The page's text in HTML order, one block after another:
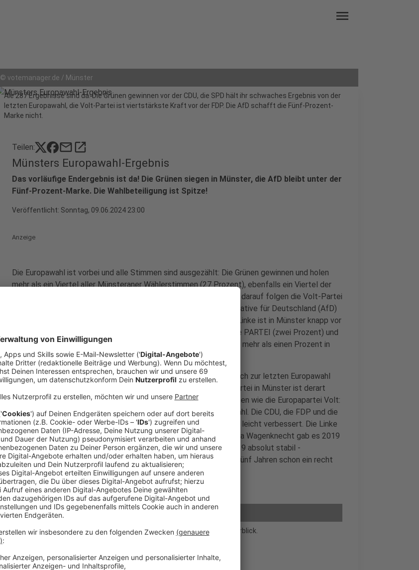
menu
© votemanager.de / Münster
Ale 287 Ergebnisse sind da: Die Grünen gewinnen vor der CDU, die SPD hält ihr schwaches Ergebnis von der
letzten Europawahl, die Volt-Partei ist viertstärkste Kraft vor der FDP. Die AfD schafft die Fünf-Prozent-
Marke nicht.
Teilen: mailopen_in_new
Münsters Europawahl-Ergebnis
Das vorläufige Endergebnis ist da! Die Grünen siegen in Münster, die AfD bleibt unter der
Fünf-Prozent-Marke. Die Wahlbeteiligung ist Spitze!
Veröffentlicht: Sonntag, 09.06.2024 23:00
Anzeige
Die Europawahl ist vorbei und alle Stimmen sind ausgezählt: Die Grünen gewinnen und holen
mehr als ein Viertel aller Münsteraner Wählerstimmen (27 Prozent), ebenfalls ein Viertel der
Stimmen geht an die CDU (25 Prozent). Die SPD holt 14 Prozent, darauf folgen die Volt-Partei
und die FDP mit jeweils etwas mehr als sechs Prozent. Die Alternative für Deutschland (AfD)
kommt in Münster auf knapp unter fünf Prozent. Ansonsten: Die Linke ist in Münster knapp vor
dem Bündnis Sahra Wagenknecht (BSW) (jeweils drei Prozent), die PARTEI (zwei Prozent) und
die Tierschutzpartei (einen Prozent) sind die letzten Parteien, die mehr als einen Prozent in
Münster holen.
Die Grünen haben die Wahl in Münster damit gewonnen, im Vergleich zur letzten Europawahl
vor fünf Jahren (2019) aber fast neun Prozent verloren - keine Partei in Münster ist derart
heftig abgerutscht. Dagegen hat keine Partei so viel dazugewonnen wie die Europapartei Volt:
Ihr Wahlergebnis ist viermal so stark wie bei der letzten Europawahl. Die CDU, die FDP und die
AfD und die Tierschutzpartei haben ihre Wahlergebnisse allesamt leicht verbessert. Die Linke
und die PARTEI sind dagegen etwas schlechter. Das Bündnis Sahra Wagenknecht gab es 2019
bei der Europawahl noch nicht. Die SPD bleibt im Vergleich zu 2019 absolut stabil -
bemerkenswert ist das aber dahingehend, dass das Ergebnis vor fünf Jahren schon ein recht
schwaches SPD-Ergebnis für Münster gewesen ist.
Anzeige
© Der Bundeswahlleiter, Wiesbaden 2019
Hier die Europawahl-Ergebnisse Münsters aus dem Jahr 2019 im Überblick.
Anzeige